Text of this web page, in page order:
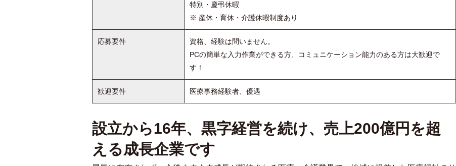
特別・慶弔休暇
※ 産休・育休・介護休暇制度あり
応募要件
資格、経験は問いません。
PCの簡単な入力作業ができる方、コミュニケーション能力のある方は大歓迎で
す！
歓迎要件 医療事務経験者、優遇
設立から16年、黒字経営を続け、売上200億円を超
える成長企業です